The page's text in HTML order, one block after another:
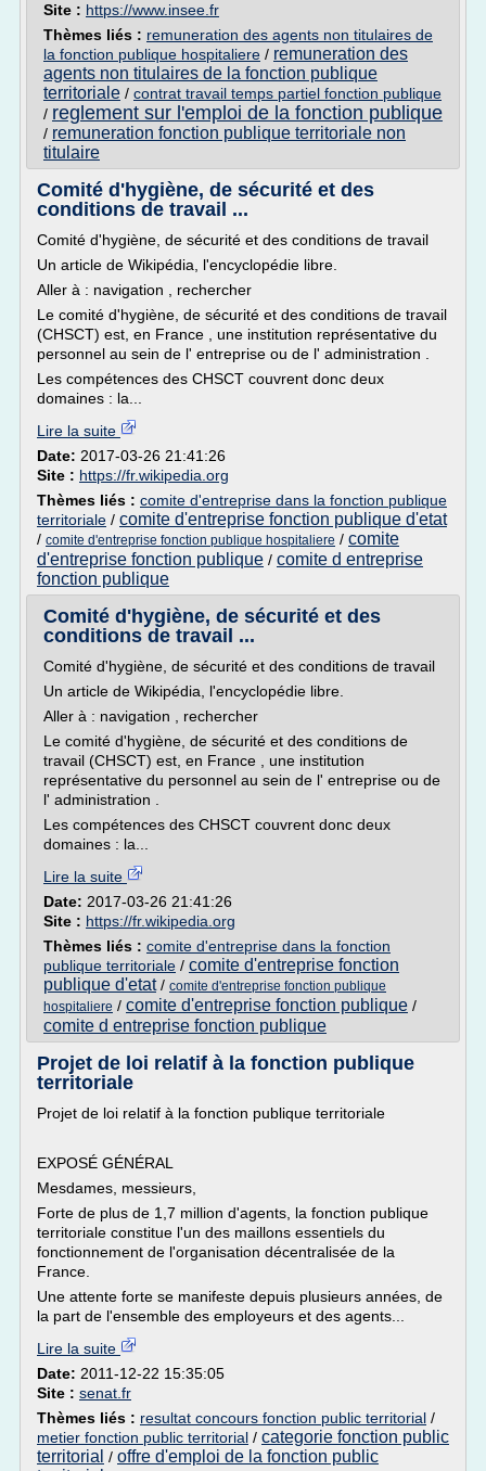
Site : https://www.insee.fr
Thèmes liés : remuneration des agents non titulaires de
la fonction publique hospitaliere / remuneration des
agents non titulaires de la fonction publique
territoriale / contrat travail temps partiel fonction publique
/ reglement sur l'emploi de la fonction publique
/ remuneration fonction publique territoriale non
titulaire
Comité d'hygiène, de sécurité et des
conditions de travail ...
Comité d'hygiène, de sécurité et des conditions de travail
Un article de Wikipédia, l'encyclopédie libre.
Aller à : navigation , rechercher
Le comité d'hygiène, de sécurité et des conditions de travail
(CHSCT) est, en France , une institution représentative du
personnel au sein de l' entreprise ou de l' administration .
Les compétences des CHSCT couvrent donc deux
domaines : la...
Lire la suite
Date: 2017-03-26 21:41:26
Site : https://fr.wikipedia.org
Thèmes liés : comite d'entreprise dans la fonction publique
territoriale / comite d'entreprise fonction publique d'etat
/ comite d'entreprise fonction publique hospitaliere / comite
d'entreprise fonction publique / comite d entreprise
fonction publique
Comité d'hygiène, de sécurité et des
conditions de travail ...
Comité d'hygiène, de sécurité et des conditions de travail
Un article de Wikipédia, l'encyclopédie libre.
Aller à : navigation , rechercher
Le comité d'hygiène, de sécurité et des conditions de
travail (CHSCT) est, en France , une institution
représentative du personnel au sein de l' entreprise ou de
l' administration .
Les compétences des CHSCT couvrent donc deux
domaines : la...
Lire la suite
Date: 2017-03-26 21:41:26
Site : https://fr.wikipedia.org
Thèmes liés : comite d'entreprise dans la fonction
publique territoriale / comite d'entreprise fonction
publique d'etat/ comite d'entreprise fonction publique
hospitaliere / comite d'entreprise fonction publique /
comite d entreprise fonction publique
Projet de loi relatif à la fonction publique
territoriale
Projet de loi relatif à la fonction publique territoriale
EXPOSÉ GÉNÉRAL
Mesdames, messieurs,
Forte de plus de 1,7 million d'agents, la fonction publique
territoriale constitue l'un des maillons essentiels du
fonctionnement de l'organisation décentralisée de la
France.
Une attente forte se manifeste depuis plusieurs années, de
la part de l'ensemble des employeurs et des agents...
Lire la suite
Date: 2011-12-22 15:35:05
Site : senat.fr
Thèmes liés : resultat concours fonction public territorial /
metier fonction public territorial / categorie fonction public
territorial / offre d'emploi de la fonction public